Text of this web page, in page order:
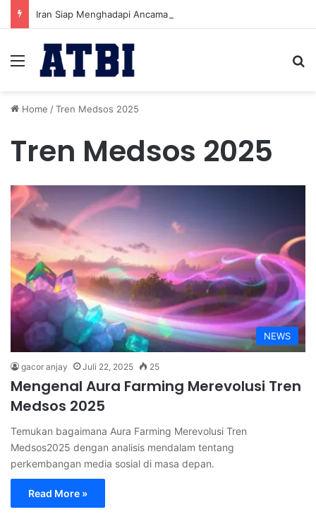
Menu
Home /Tren Medsos 2025
Tren Medsos 2025
NEWS
gacor anjay Juli 22, 2025 25
Mengenal Aura Farming Merevolusi Tren
Medsos 2025
Temukan bagaimana Aura Farming Merevolusi Tren
Medsos2025 dengan analisis mendalam tentang
perkembangan media sosial di masa depan.
Read More »